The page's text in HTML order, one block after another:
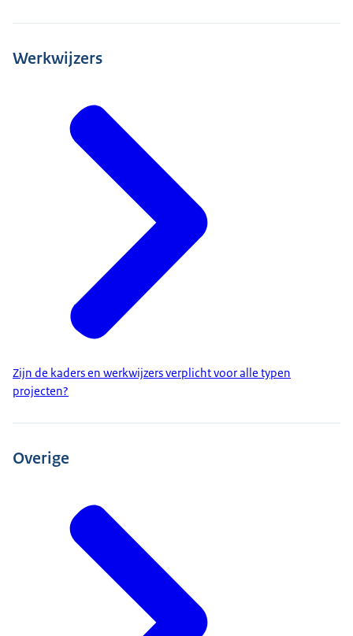
Werkwijzers
Zijn de kaders en werkwijzers verplicht voor alle typen
projecten?
Overige